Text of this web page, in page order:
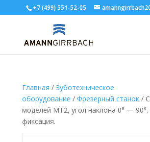
+7 (499) 551-52-05
Главная / Зуботехническое
оборудование / Фрезерный станок/
моделей МТ2, угол наклона 0° — 90°.
фиксация.